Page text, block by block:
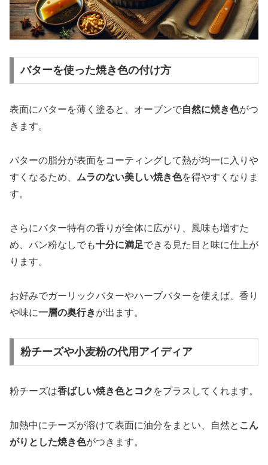
バターを使った焼き色の付け方
表面にバターを薄く塗ると、オーブンで自然に焼き色がつ
きます。
バターの脂分が表面をコーティングして熱が均一に入りや
すくなるため、 ムラのない美しい焼き色を得やすくなりま
す。
さらにバター特有の香りが全体に広がり、風味も増すた
め、パン粉なしでも十分に満足できる見た目と味に仕上が
ります。
お好みでガーリックバターやハーブバターを使えば、香り
や味に一層の奥行きが出ます。
粉チーズや小麦粉の代用アイディア
粉チーズは香ばしい焼き色とコク をプラスしてくれます。
加熱中にチーズが溶けて表面に油分をまとい、自然と こん
がりとした焼き色がつきます。